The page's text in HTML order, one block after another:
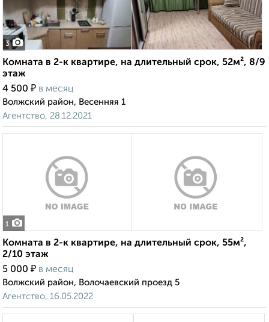
3
Комната в 2-к квартире, на длительный срок, 52м², 8/9
этаж
4 500 ₽ в месяц
Волжский район, Весенняя 1
Агентство, 28.12.2021
1
Комната в 2-к квартире, на длительный срок, 55м²,
2/10 этаж
5 000 ₽ в месяц
Волжский район, Волочаевский проезд 5
Агентство, 16.05.2022